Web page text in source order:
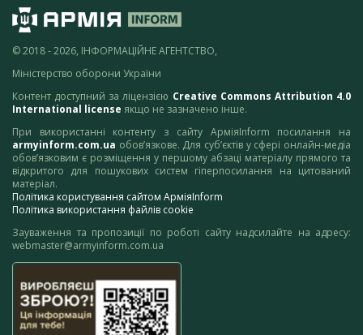
© 2018 - 2026, ІНФОРМАЦІЙНЕ АГЕНТСТВО,
Міністерство оборони України
Контент доступний за ліцензією Creative Commons Attribution 4.0
International license якщо не зазначено інше.
При використанні контенту з сайту АрміяInform посилання на
armyinform.com.ua обов’язкове. Для суб’єктів у сфері онлайн-медіа
обов’язковим є розміщення у першому абзаці матеріалу прямого та
відкритого для пошукових систем гіперпосилання на цитований
матеріал.
Політика користування сайтом АрміяInform
Політика використання файлів cookie
Зауваження та пропозиції по роботі сайту надсилайте на адресу:
webmaster@armyinform.com.ua